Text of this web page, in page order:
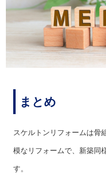
まとめ
スケルトンリフォームは骨
模なリフォームで、新築同
す。